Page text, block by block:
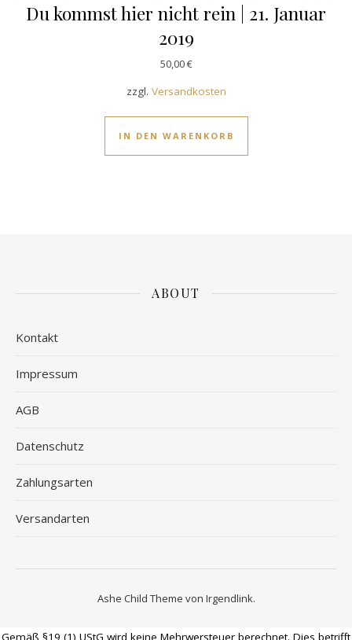
Du kommst hier nicht rein | 21. Januar
2019
50,00€
zzgl. Versandkosten
IN DEN WARENKORB
ABOUT
Kontakt
Impressum
AGB
Datenschutz
Zahlungsarten
Versandarten
Ashe Child Theme von Irgendlink.
Gemäß §19 (1) UStG wird keine Mehrwersteuer berechnet. Dies betrifft